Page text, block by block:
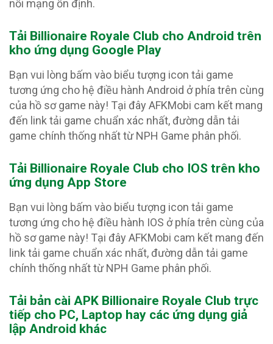
nối mạng ổn định.
Tải Billionaire Royale Club cho Android trên
kho ứng dụng Google Play
Bạn vui lòng bấm vào biểu tượng icon tải game
tương ứng cho hệ điều hành Android ở phía trên cùng
của hồ sơ game này! Tại đây AFKMobi cam kết mang
đến link tải game chuẩn xác nhất, đường dẫn tải
game chính thống nhất từ NPH Game phân phối.
Tải Billionaire Royale Club cho IOS trên kho
ứng dụng App Store
Bạn vui lòng bấm vào biểu tượng icon tải game
tương ứng cho hệ điều hành IOS ở phía trên cùng của
hồ sơ game này! Tại đây AFKMobi cam kết mang đến
link tải game chuẩn xác nhất, đường dẫn tải game
chính thống nhất từ NPH Game phân phối.
Tải bản cài APK Billionaire Royale Club trực
tiếp cho PC, Laptop hay các ứng dụng giả
lập Android khác